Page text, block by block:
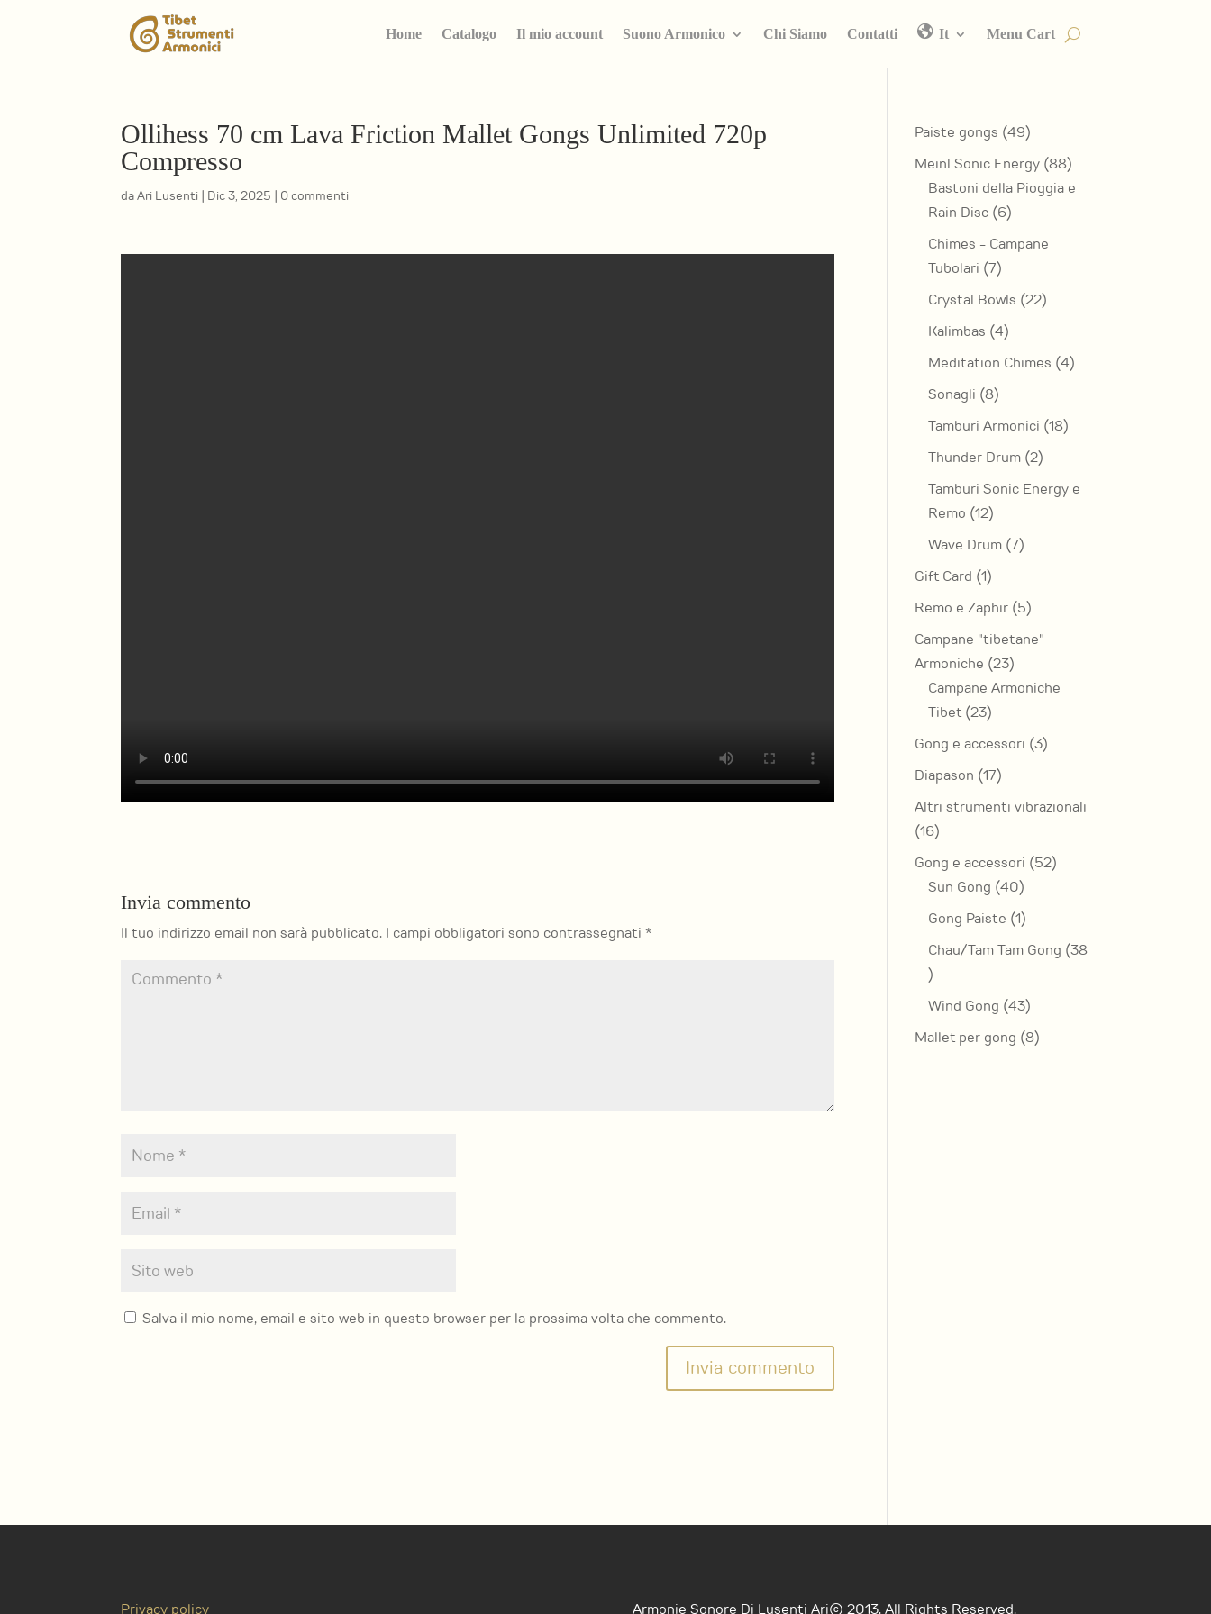
Home Catalogo Il mio account Suono Armonico Chi Siamo Contatti It Menu Cart
Ollihess 70 cm Lava Friction Mallet Gongs Unlimited 720p
Compresso
daAri Lusenti | Dic 3, 2025 | 0 commenti
Invia commento
Il tuo indirizzo email non sarà pubblicato. I campi obbligatori sono contrassegnati*
Salva il mio nome, email e sito web in questo browser per la prossima volta che commento.
Paiste gongs 4949
prodotti
Meinl Sonic Energy 8888
prodotti
Bastoni della Pioggia e
Rain Disc 66
Chimes - Campane
Tubolari 77
prodotti
Crystal Bowls 2222
Kalimbas 44
prodotti
Meditation Chimes 44
Sonagli 88
prodotti
Tamburi Armonici 1818
Thunder Drum 22
Tamburi Sonic Energy e
Remo 1212
prodotti
Wave Drum 77
Gift Card 11
prodotto
Remo e Zaphir 55
prodotti
Campane "tibetane"
Armoniche 2323
prodotti
Campane Armoniche
Tibet 2323
prodotti
Gong e accessori 33
Diapason 1717
prodotti
Altri strumenti vibrazionali
1616
Gong e accessori 5252
Sun Gong 4040
prodotti
Gong Paiste 11
prodotto
Chau/Tam Tam Gong 38
38
prodotti
Wind Gong 4343
prodotti
Mallet per gong 88
Privacy policy Armonie Sonore Di Lusenti Ari© 2013. All Rights Reserved.